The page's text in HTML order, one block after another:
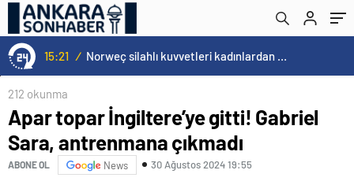
15:21 / Norweç silahlı kuvvetleri kadınlardan oluşan özel kuvvetler eğitimlerini başlattı.
212 okunma
Apar topar İngiltere’ye gitti! Gabriel
Sara, antrenmana çıkmadı
ABONE OL News 30 Ağustos 2024 19:55
Bremen’e kiraladı